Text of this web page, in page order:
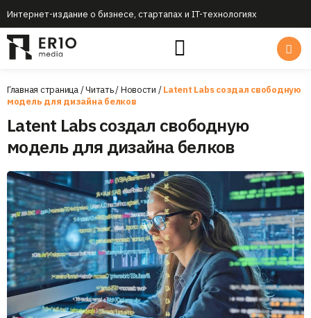
Интернет-издание о бизнесе, стартапах и IT-технологиях
Главная страница/Читать/Новости /Latent Labs создал свободную
модель для дизайна белков
Latent Labs создал свободную
модель для дизайна белков